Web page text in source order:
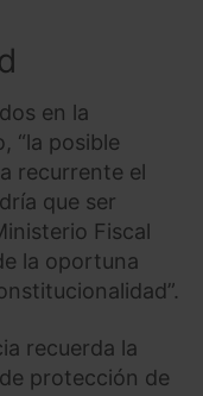
en la
“la posible
recurrente el
que ser
Fiscal
la oportuna
recuerda la
protección de